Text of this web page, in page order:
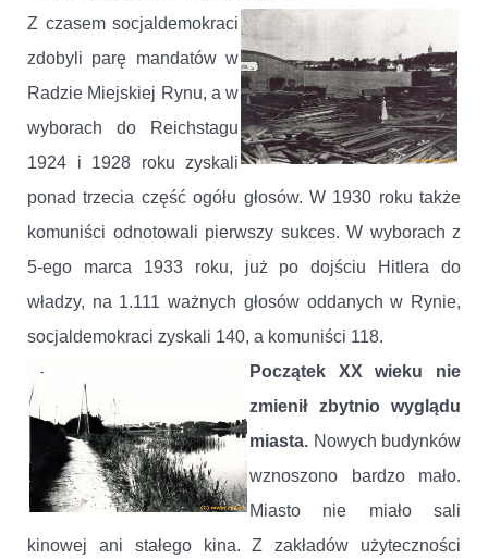
Z czasem socjaldemokraci
zdobyli parę mandatów w
Radzie Miejskiej Rynu, a w
wyborach do Reichstagu
1924 i 1928 roku zyskali
ponad trzecia część ogółu głosów. W 1930 roku także
komuniści odnotowali pierwszy sukces. W wyborach z
5-ego marca 1933 roku, już po dojściu Hitlera do
władzy, na 1.111 ważnych głosów oddanych w Rynie,
socjaldemokraci zyskali 140, a komuniści 118.
Początek XX wieku nie
zmienił zbytnio wyglądu
miasta. Nowych budynków
wznoszono bardzo mało.
Miasto nie miało sali
kinowej ani stałego kina. Z zakładów użyteczności